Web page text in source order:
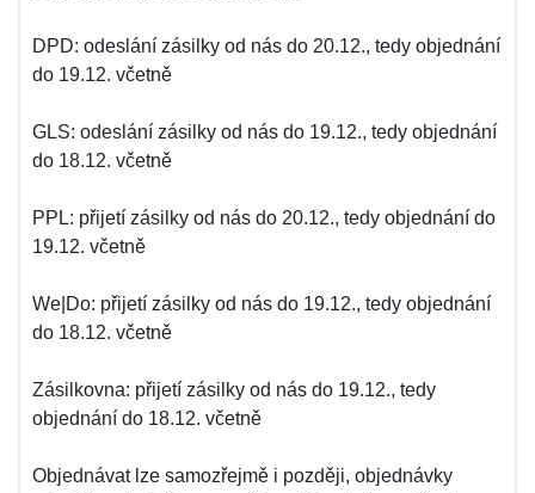
DPD: odeslání zásilky od nás do 20.12., tedy objednání
do 19.12. včetně
GLS: odeslání zásilky od nás do 19.12., tedy objednání
do 18.12. včetně
PPL: přijetí zásilky od nás do 20.12., tedy objednání do
19.12. včetně
We|Do: přijetí zásilky od nás do 19.12., tedy objednání
do 18.12. včetně
Zásilkovna: přijetí zásilky od nás do 19.12., tedy
objednání do 18.12. včetně
Objednávat lze samozřejmě i později, objednávky